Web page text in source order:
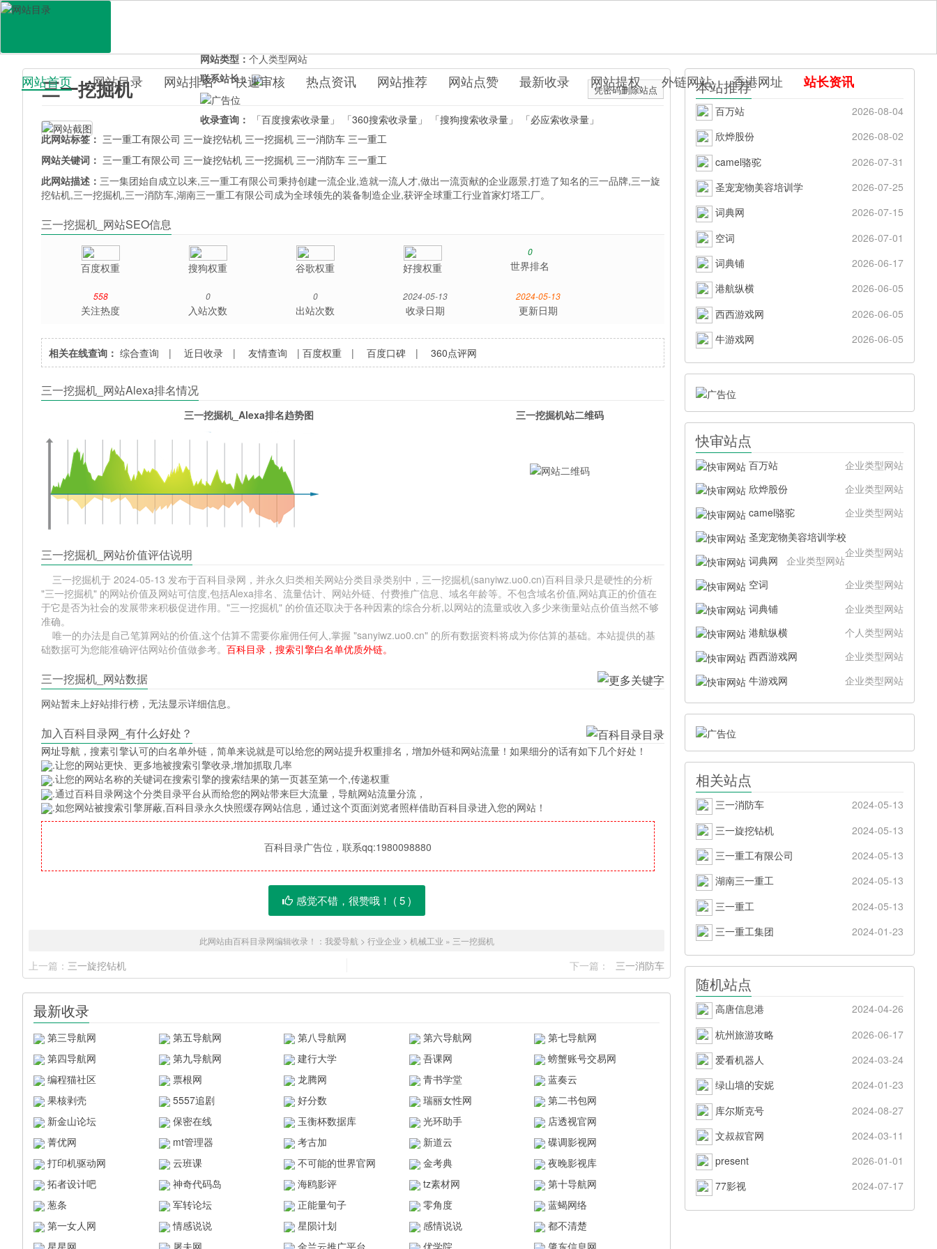
百科目录
网站首页 网站目录 网站排名 快速审核 热点资讯 网站推荐 网站点赞 最新收录 网站提权 外链网站 香港网址 站长资讯
三一挖掘机 凭密码删除站点
网站类型：个人类型网站
联系站长：
收录查询： 「百度搜索收录量」 「360搜索收录量」 「搜狗搜索收录量」
「必应索收录量」
此网站标签： 三一重工有限公司 三一旋挖钻机 三一挖掘机 三一消防车 三一重工
网站关键词： 三一重工有限公司 三一旋挖钻机 三一挖掘机 三一消防车 三一重工
此网站描述： 三一集团始自成立以来,三一重工有限公司秉持创建一流企业,造就一流人才,做出一流贡献的企业愿景,打造了知名的三一品牌,三一旋
挖钻机,三一挖掘机,三一消防车,湖南三一重工有限公司成为全球领先的装备制造企业,获评全球重工行业首家灯塔工厂。
三一挖掘机_网站SEO信息
百度权重 搜狗权重 谷歌权重 好搜权重
0
世界排名
558
关注热度
0
入站次数
0
出站次数
2024-05-13
收录日期
2024-05-13
更新日期
相关在线查询： 综合查询 |近日收录 |友情查询 |百度权重 |百度口碑 |360点评网
三一挖掘机_网站Alexa排名情况
三一挖掘机_Alexa排名趋势图 三一挖掘机站二维码
三一挖掘机_网站价值评估说明
三一挖掘机于 2024-05-13 发布于百科目录网，并永久归类相关网站分类目录类别中，三一挖掘机(sanyiwz.uo0.cn)百科目录只是硬性的分析
"三一挖掘机" 的网站价值及网站可信度,包括Alexa排名、流量估计、网站外链、付费推广信息、域名年龄等。不包含域名价值,网站真正的价值在
于它是否为社会的发展带来积极促进作用。"三一挖掘机" 的价值还取决于各种因素的综合分析,以网站的流量或收入多少来衡量站点价值当然不够
准确。
唯一的办法是自己笔算网站的价值,这个估算不需要你雇佣任何人,掌握 "sanyiwz.uo0.cn" 的所有数据资料将成为你估算的基础。本站提供的基
础数据可为您能准确评估网站价值做参考。百科目录，搜索引擎白名单优质外链。
三一挖掘机_网站数据
网站暂未上好站排行榜，无法显示详细信息。
加入百科目录网_有什么好处？
网址导航 ，搜素引擎认可的白名单外链，简单来说就是可以给您的网站提升权重排名，增加外链和网站流量！如果细分的话有如下几个好处！
.让您的网站更快、更多地被搜索引擎收录,增加抓取几率
.让您的网站名称的关键词在搜索引擎的搜索结果的第一页甚至第一个,传递权重
.通过百科目录网这个分类目录平台从而给您的网站带来巨大流量，导航网站流量分流，
.如您网站被搜索引擎屏蔽,百科目录永久快照缓存网站信息，通过这个页面浏览者照样借助百科目录进入您的网站！
百科目录广告位，联系qq:1980098880
感觉不错，很赞哦！ ( 5)
此网站由百科目录网编辑收录！： 我爱导航 > 行业企业 > 机械工业 » 三一挖掘机
上一篇： 三一旋挖钻机 下一篇： 三一消防车
最新收录
第三导航网 第五导航网 第八导航网 第六导航网
第七导航网
第四导航网
第九导航网 建行大学 吾课网
螃蟹账号交易网
编程猫社区
票根网 龙腾网 青书学堂
蓝奏云
果核剥壳
5557追剧 好分数 瑞丽女性网
第二书包网
新金山论坛
保密在线 玉衡杯数据库 光环助手
店透视官网
菁优网
mt管理器 考古加 新道云
碟调影视网
打印机驱动网
云班课 不可能的世界官网 金考典
夜晚影视库
拓者设计吧
神奇代码岛 海鸥影评 tz素材网
第十导航网
葱条
军转论坛 正能量句子 零角度
蓝蝎网络
第一女人网
情感说说 星陨计划 感情说说
都不清楚
本站推荐
百万站
2026-08-04
欣烨股份
2026-08-02
camel骆驼
2026-07-31
圣宠宠物美容培训学
2026-07-25
词典网
2026-07-15
空词
2026-07-01
词典铺
2026-06-17
港航纵横
2026-06-05
西西游戏网
2026-06-05
牛游戏网
2026-06-05
快审站点
百万站
企业类型网站
欣烨股份
企业类型网站
camel骆驼
企业类型网站
圣宠宠物美容培训学校
企业类型网站
词典网
企业类型网站
空词
企业类型网站
词典铺
企业类型网站
港航纵横
个人类型网站
西西游戏网
企业类型网站
牛游戏网
企业类型网站
相关站点
三一消防车
2024-05-13
三一旋挖钻机
2024-05-13
三一重工有限公司
2024-05-13
湖南三一重工
2024-05-13
三一重工
2024-05-13
三一重工集团
2024-01-23
随机站点
高唐信息港
2024-04-26
杭州旅游攻略
2026-06-17
爱看机器人
2024-03-24
绿山墙的安妮
2024-01-23
库尔斯克号
2024-08-27
文叔叔官网
2024-03-11
present
2026-01-01
77影视
2024-07-17